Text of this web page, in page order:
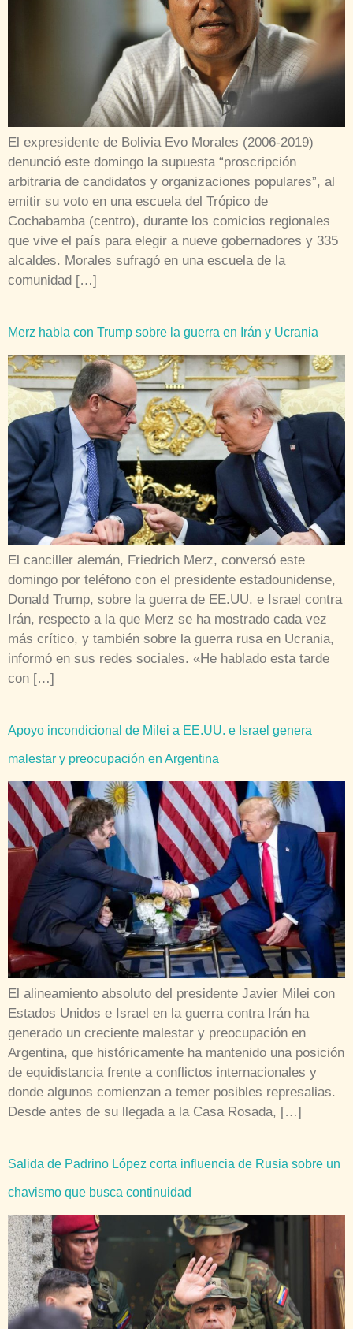
El expresidente de Bolivia Evo Morales (2006-2019)
denunció este domingo la supuesta “proscripción
arbitraria de candidatos y organizaciones populares”, al
emitir su voto en una escuela del Trópico de
Cochabamba (centro), durante los comicios regionales
que vive el país para elegir a nueve gobernadores y 335
alcaldes. Morales sufragó en una escuela de la
comunidad […]
Merz habla con Trump sobre la guerra en Irán y Ucrania
El canciller alemán, Friedrich Merz, conversó este
domingo por teléfono con el presidente estadounidense,
Donald Trump, sobre la guerra de EE.UU. e Israel contra
Irán, respecto a la que Merz se ha mostrado cada vez
más crítico, y también sobre la guerra rusa en Ucrania,
informó en sus redes sociales. «He hablado esta tarde
con […]
Apoyo incondicional de Milei a EE.UU. e Israel genera
malestar y preocupación en Argentina
El alineamiento absoluto del presidente Javier Milei con
Estados Unidos e Israel en la guerra contra Irán ha
generado un creciente malestar y preocupación en
Argentina, que históricamente ha mantenido una posición
de equidistancia frente a conflictos internacionales y
donde algunos comienzan a temer posibles represalias.
Desde antes de su llegada a la Casa Rosada, […]
Salida de Padrino López corta influencia de Rusia sobre un
chavismo que busca continuidad